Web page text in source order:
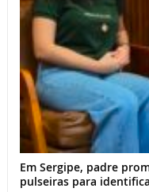
Em Sergipe, padre
pulseiras para